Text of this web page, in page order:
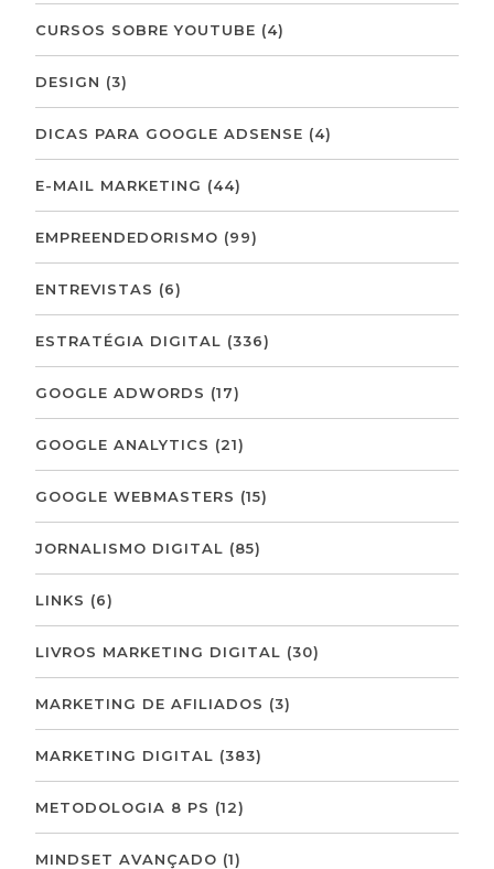
CURSOS SOBRE YOUTUBE (4)
DESIGN (3)
DICAS PARA GOOGLE ADSENSE (4)
E-MAIL MARKETING (44)
EMPREENDEDORISMO (99)
ENTREVISTAS (6)
ESTRATÉGIA DIGITAL (336)
GOOGLE ADWORDS (17)
GOOGLE ANALYTICS (21)
GOOGLE WEBMASTERS (15)
JORNALISMO DIGITAL (85)
LINKS (6)
LIVROS MARKETING DIGITAL (30)
MARKETING DE AFILIADOS (3)
MARKETING DIGITAL (383)
METODOLOGIA 8 PS (12)
MINDSET AVANÇADO (1)